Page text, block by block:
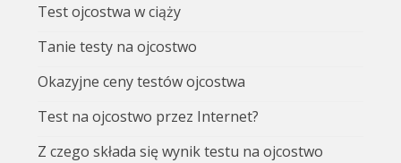
Test ojcostwa w ciąży
Tanie testy na ojcostwo
Okazyjne ceny testów ojcostwa
Test na ojcostwo przez Internet?
Z czego składa się wynik testu na ojcostwo